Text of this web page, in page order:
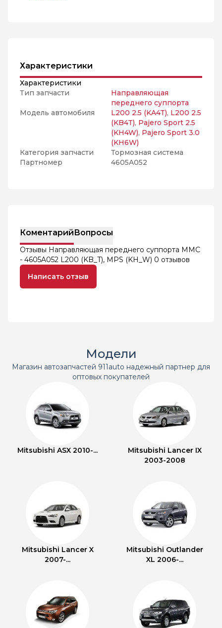
Характеристики
Характеристики
Тип запчасти
Направляющая
переднего суппорта
Модель автомобиля
L200 2.5 (KA4T), L200 2.5
(KB4T), Pajero Sport 2.5
(KH4W), Pajero Sport 3.0
(KH6W)
Категория запчасти
Тормозная система
Партномер
4605A052
КоментарийВопросы
Отзывы Направляющая переднего суппорта MMC
- 4605A052 L200 (KB_T), MPS (KH_W) 0 отзывов
Написать отзыв
Модели
Магазин автозапчастей 911auto надежный партнер для
оптовых покупателей
Mitsubishi ASX 2010-...
Mitsubishi Lancer IX
2003-2008
Mitsubishi Lancer X
2007-...
Mitsubishi Outlander
XL 2006-...